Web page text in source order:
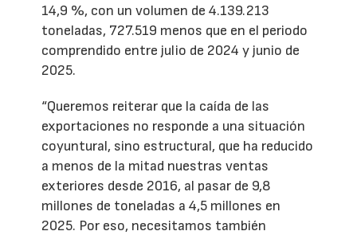
14,9 %, con un volumen de 4.139.213
toneladas, 727.519 menos que en el periodo
comprendido entre julio de 2024 y junio de
2025.
“Queremos reiterar que la caída de las
exportaciones no responde a una situación
coyuntural, sino estructural, que ha reducido
a menos de la mitad nuestras ventas
exteriores desde 2016, al pasar de 9,8
millones de toneladas a 4,5 millones en
2025. Por eso, necesitamos también